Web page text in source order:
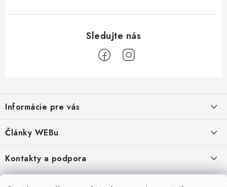
p
ä
e
Informácie pre vás
Obchodné podmienky
Moja objednávka
Odstúpenie od zmluvy
Články WEBu
Dôležité oznamy
16.6.2026
Kontakty a podpora
Servisné služby